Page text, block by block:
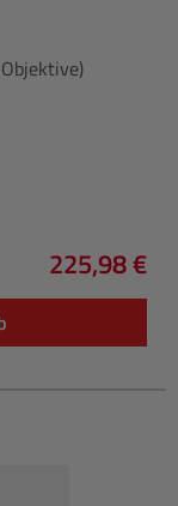
Regulärer
225,98 €